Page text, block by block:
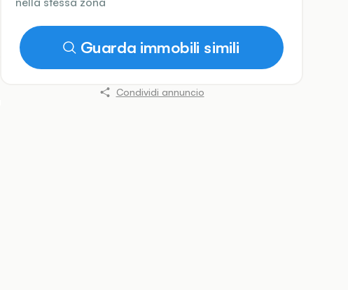
Guarda immobili simili
Condividi annuncio